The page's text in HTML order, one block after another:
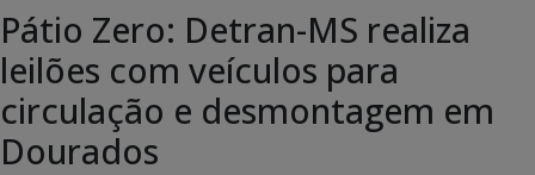
Pátio Zero: Detran-MS realiza
leilões com veículos para
circulação e desmontagem em
Dourados